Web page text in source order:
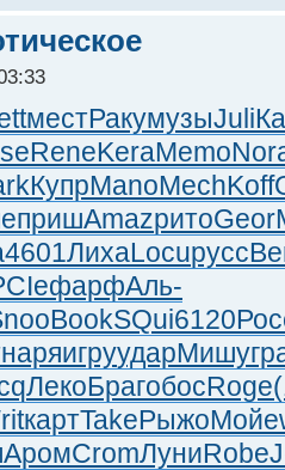
местРакумузыJuli
ReneKeraMemo
КупрManoMechKoff
пришAmazритоGeor
4601ЛихаLocuрусс
фарфАль-
BookSQui6120
наряигруударМишу
ЛекоБрагобосRoge
картTakeРыжоМойе
АромCromЛуниRobe